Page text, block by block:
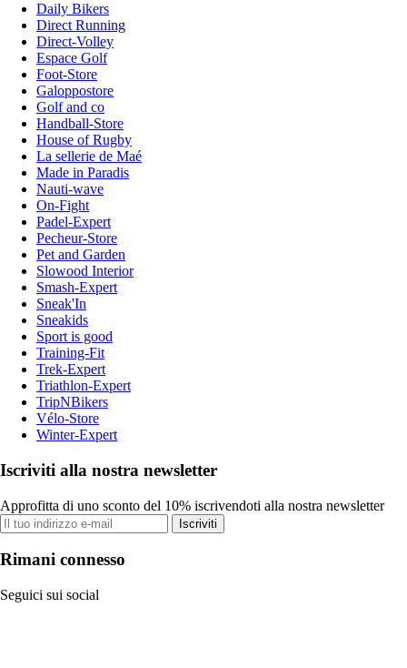
Daily Bikers
Direct Running
Direct-Volley
Espace Golf
Foot-Store
Galoppostore
Golf and co
Handball-Store
House of Rugby
La sellerie de Maé
Made in Paradis
Nauti-wave
On-Fight
Padel-Expert
Pecheur-Store
Pet and Garden
Slowood Interior
Smash-Expert
Sneak'In
Sneakids
Sport is good
Training-Fit
Trek-Expert
Triathlon-Expert
TripNBikers
Vélo-Store
Winter-Expert
Iscriviti alla nostra newsletter
Approfitta di uno sconto del 10% iscrivendoti alla nostra newsletter
Iscriviti
Rimani connesso
Seguici sui social